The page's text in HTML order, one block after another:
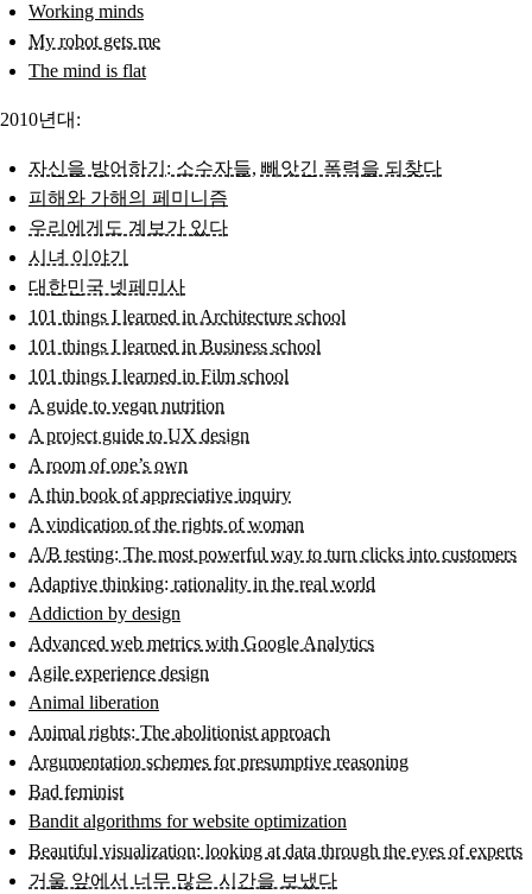
Working minds
My robot gets me
The mind is flat
2010년대:
자신을 방어하기: 소수자들, 빼앗긴 폭력을 되찾다
피해와 가해의 페미니즘
우리에게도 계보가 있다
시녀 이야기
대한민국 넷페미사
101 things I learned in Architecture school
101 things I learned in Business school
101 things I learned in Film school
A guide to vegan nutrition
A project guide to UX design
A room of one’s own
A thin book of appreciative inquiry
A vindication of the rights of woman
A/B testing: The most powerful way to turn clicks into customers
Adaptive thinking: rationality in the real world
Addiction by design
Advanced web metrics with Google Analytics
Agile experience design
Animal liberation
Animal rights: The abolitionist approach
Argumentation schemes for presumptive reasoning
Bad feminist
Bandit algorithms for website optimization
Beautiful visualization: looking at data through the eyes of experts
거울 앞에서 너무 많은 시간을 보냈다